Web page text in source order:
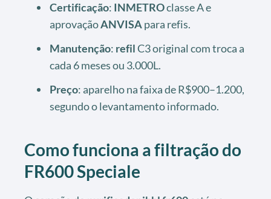
Certificação: INMETROclasse A e
aprovaçãoANVISApara refis.
Manutenção: refilC3 original com troca a
cada 6 meses ou 3.000L.
Preço: aparelho na faixa de R$900–1.200,
segundo o levantamento informado.
Como funciona a filtração do
FR600 Speciale